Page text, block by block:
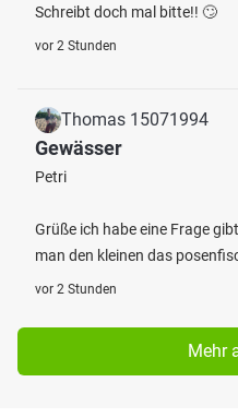
Schreibt doch mal bitte!! 🙄
vor 2 Stunden
Thomas 15071994
Gewässer
Petri
Grüße ich habe eine Frage
man den kleinen das
vor 2 Stunden
Mehr